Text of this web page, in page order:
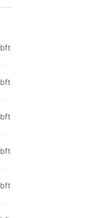
bft
bft
bft
bft
bft